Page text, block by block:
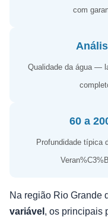
com
Qualidade da água —
60 a
Profundidade típica
Na região Rio Grande
variável , os principais